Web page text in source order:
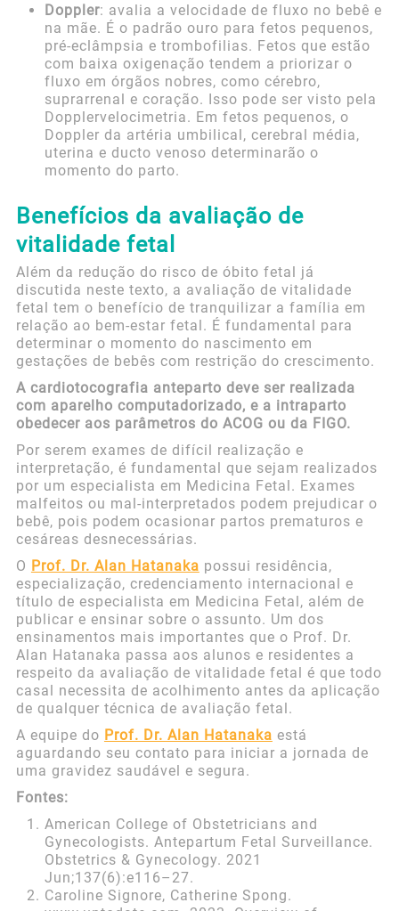
Doppler: avalia a velocidade de fluxo no bebê e
na mãe. É o padrão ouro para fetos pequenos,
pré-eclâmpsia e trombofilias. Fetos que estão
com baixa oxigenação tendem a priorizar o
fluxo em órgãos nobres, como cérebro,
suprarrenal e coração. Isso pode ser visto pela
Dopplervelocimetria. Em fetos pequenos, o
Doppler da artéria umbilical, cerebral média,
uterina e ducto venoso determinarão o
momento do parto.
Benefícios da avaliação de
vitalidade fetal
Além da redução do risco de óbito fetal já
discutida neste texto, a avaliação de vitalidade
fetal tem o benefício de tranquilizar a família em
relação ao bem-estar fetal. É fundamental para
determinar o momento do nascimento em
gestações de bebês com restrição do crescimento.
A cardiotocografia anteparto deve ser realizada
com aparelho computadorizado, e a intraparto
obedecer aos parâmetros do ACOG ou da FIGO.
Por serem exames de difícil realização e
interpretação, é fundamental que sejam realizados
por um especialista em Medicina Fetal. Exames
malfeitos ou mal-interpretados podem prejudicar o
bebê, pois podem ocasionar partos prematuros e
cesáreas desnecessárias.
O Prof. Dr. Alan Hatanaka possui residência,
especialização, credenciamento internacional e
título de especialista em Medicina Fetal, além de
publicar e ensinar sobre o assunto. Um dos
ensinamentos mais importantes que o Prof. Dr.
Alan Hatanaka passa aos alunos e residentes a
respeito da avaliação de vitalidade fetal é que todo
casal necessita de acolhimento antes da aplicação
de qualquer técnica de avaliação fetal.
A equipe do Prof. Dr. Alan Hatanaka está
aguardando seu contato para iniciar a jornada de
uma gravidez saudável e segura.
Fontes:
American College of Obstetricians and
Gynecologists. Antepartum Fetal Surveillance.
Obstetrics & Gynecology. 2021
Jun;137(6):e116–27.
Caroline Signore, Catherine Spong.